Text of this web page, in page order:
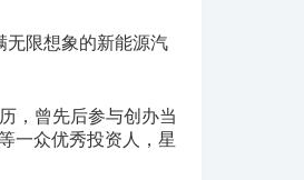
无限想象的新能源汽
，曾先后参与创办当
一众优秀投资人，星